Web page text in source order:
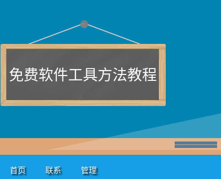
免费软件工具方法教程
首页 联系 管理